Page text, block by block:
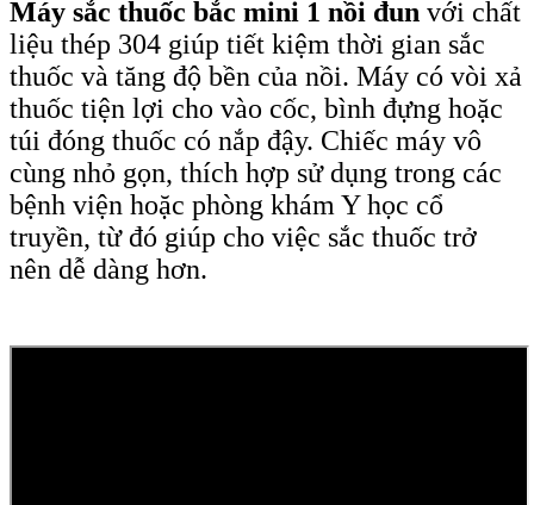
Máy sắc thuốc bắc mini 1 nồi đun với chất
liệu thép 304 giúp tiết kiệm thời gian sắc
thuốc và tăng độ bền của nồi. Máy có vòi xả
thuốc tiện lợi cho vào cốc, bình đựng hoặc
túi đóng thuốc có nắp đậy. Chiếc máy vô
cùng nhỏ gọn, thích hợp sử dụng trong các
bệnh viện hoặc phòng khám Y học cổ
truyền, từ đó giúp cho việc sắc thuốc trở
nên dễ dàng hơn.